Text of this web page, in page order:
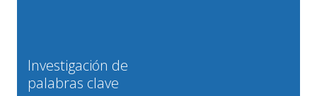
Investigación de
palabras clave